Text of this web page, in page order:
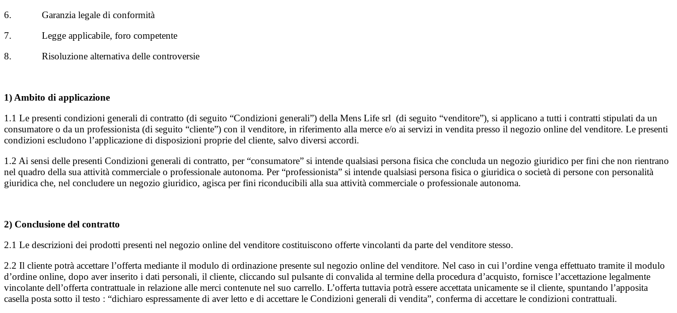
6. Garanzia legale di conformità
7. Legge applicabile, foro competente
8. Risoluzione alternativa delle controversie
1) Ambito di applicazione
1.1 Le presenti condizioni generali di contratto (di seguito “Condizioni generali”) della Mens Life srl (di seguito “venditore”), si applicano a tutti i contratti stipulati da un
consumatore o da un professionista (di seguito “cliente”) con il venditore, in riferimento alla merce e/o ai servizi in vendita presso il negozio online del venditore. Le presenti
condizioni escludono l’applicazione di disposizioni proprie del cliente, salvo diversi accordi.
1.2 Ai sensi delle presenti Condizioni generali di contratto, per “consumatore” si intende qualsiasi persona fisica che concluda un negozio giuridico per fini che non rientrano
nel quadro della sua attività commerciale o professionale autonoma. Per “professionista” si intende qualsiasi persona fisica o giuridica o società di persone con personalità
giuridica che, nel concludere un negozio giuridico, agisca per fini riconducibili alla sua attività commerciale o professionale autonoma.
2) Conclusione del contratto
2.1 Le descrizioni dei prodotti presenti nel negozio online del venditore costituiscono offerte vincolanti da parte del venditore stesso.
2.2 Il cliente potrà accettare l’offerta mediante il modulo di ordinazione presente sul negozio online del venditore. Nel caso in cui l’ordine venga effettuato tramite il modulo
d’ordine online, dopo aver inserito i dati personali, il cliente, cliccando sul pulsante di convalida al termine della procedura d’acquisto, fornisce l’accettazione legalmente
vincolante dell’offerta contrattuale in relazione alle merci contenute nel suo carrello. L’offerta tuttavia potrà essere accettata unicamente se il cliente, spuntando l’apposita
casella posta sotto il testo : “dichiaro espressamente di aver letto e di accettare le Condizioni generali di vendita”, conferma di accettare le condizioni contrattuali.